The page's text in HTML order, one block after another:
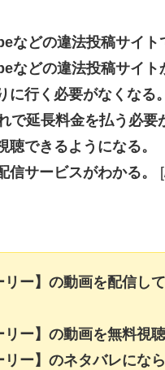
どの違法投稿サイト
どの違法投稿サイト
に行く必要がなくなる。
で延長料金を払う必要
聴できるようになる。
信サービスがわかる。
ー】の動画を配信し
ー】の動画を無料視
ー】のネタバレにな